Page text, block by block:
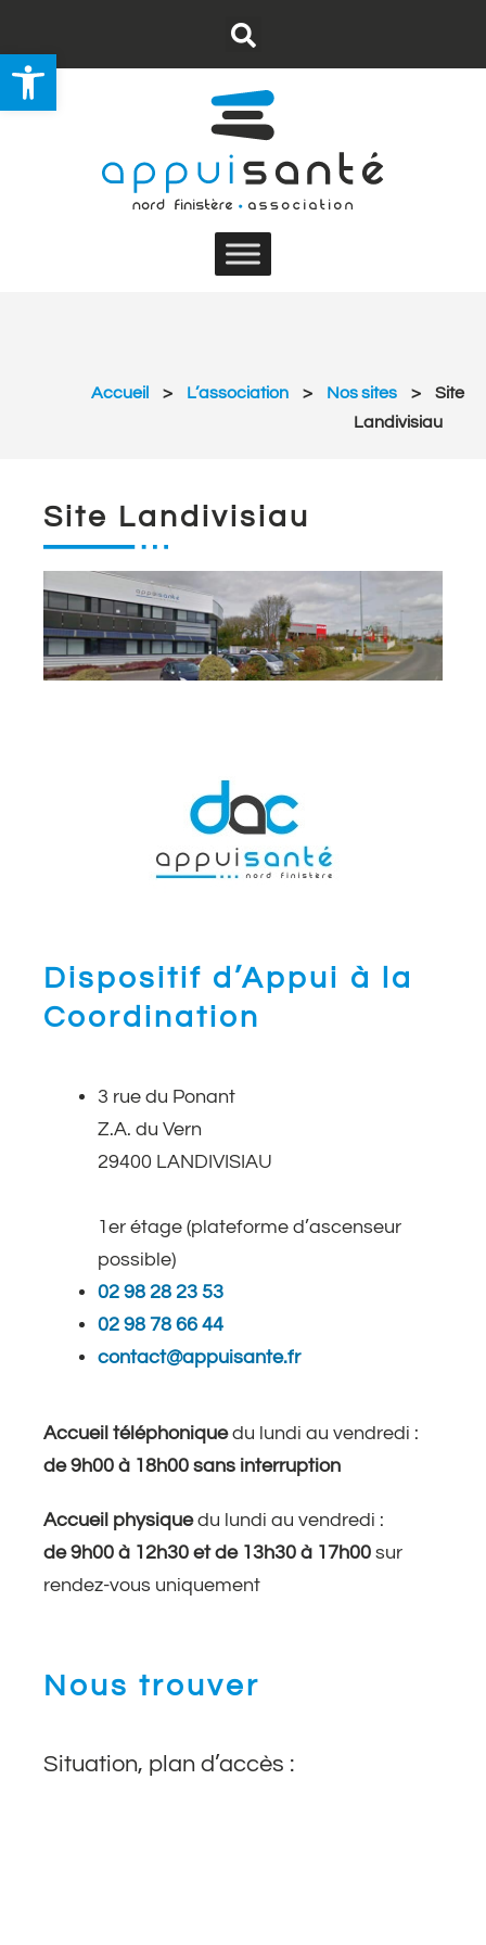
Accueil > L’association > Nos sites >
Site
Landivisiau
Site Landivisiau
Dispositif d’Appui à la
Coordination
3 rue du Ponant
Z.A. du Vern
29400 LANDIVISIAU
1er étage (plateforme d’ascenseur
possible)
02 98 28 23 53
02 98 78 66 44
contact@appuisante.fr
Accueil téléphoniquedu lundi au vendredi :
de 9h00 à 18h00 sans interruption
Accueil physiquedu lundi au vendredi :
de 9h00 à 12h30 et de 13h30 à 17h00 sur
rendez-vous uniquement
Nous trouver
Situation, plan d’accès :
Ouvrir la barre d’outils